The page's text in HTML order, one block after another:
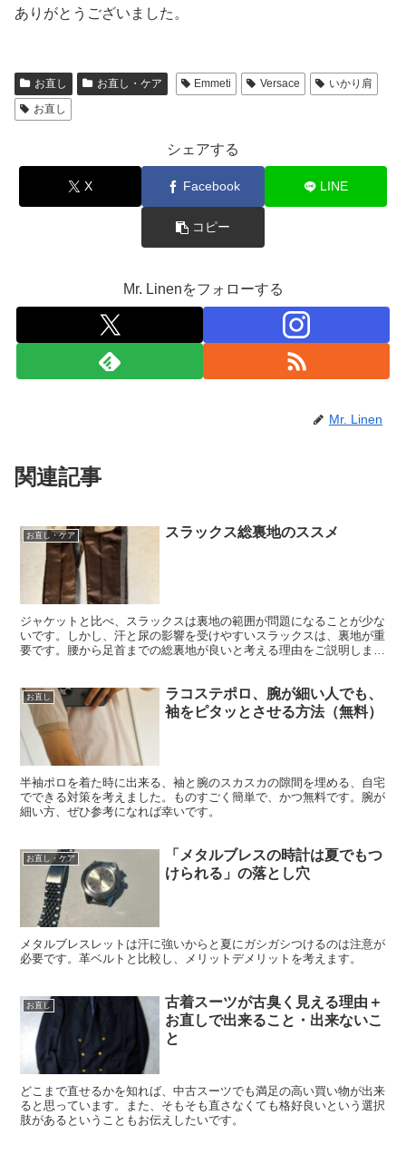
ありがとうございました。
お直し お直し・ケア Emmeti Versace
いかり肩
お直し
シェアする
X Facebook LINE
コピー
Mr. Linenをフォローする
Mr. Linen
関連記事
お直し・ケア スラックス総裏地のススメ
ジャケットと比べ、スラックスは裏地の範囲が問題になることが少な
いです。しかし、汗と尿の影響を受けやすいスラックスは、裏地が重
要です。腰から足首までの総裏地が良いと考える理由をご説明しま
お直し
ラコステポロ、腕が細い人でも、
袖をピタッとさせる方法（無料）
半袖ポロを着た時に出来る、袖と腕のスカスカの隙間を埋める、自宅
でできる対策を考えました。ものすごく簡単で、かつ無料です。腕が
細い方、ぜひ参考になれば幸いです。
お直し・ケア
「メタルブレスの時計は夏でもつ
けられる」の落とし穴
メタルブレスレットは汗に強いからと夏にガシガシつけるのは注意が
必要です。革ベルトと比較し、メリットデメリットを考えます。
お直し
古着スーツが古臭く見える理由＋
お直しで出来ること・出来ないこ
と
どこまで直せるかを知れば、中古スーツでも満足の高い買い物が出来
ると思っています。また、そもそも直さなくても格好良いという選択
肢があるということもお伝えしたいです。